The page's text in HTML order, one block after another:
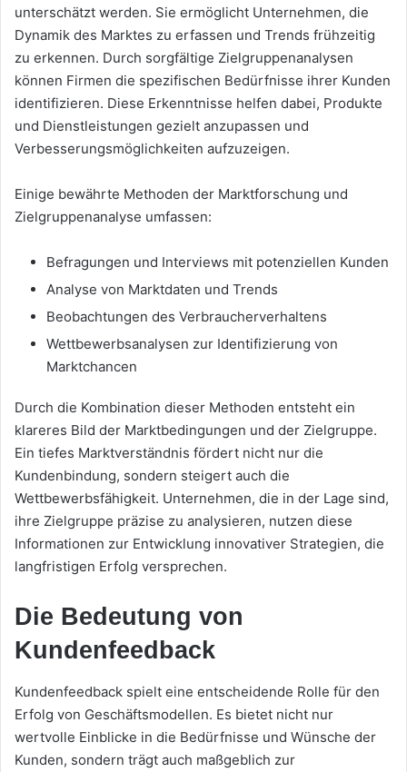
unterschätzt werden. Sie ermöglicht Unternehmen, die
Dynamik des Marktes zu erfassen und Trends frühzeitig
zu erkennen. Durch sorgfältige Zielgruppenanalysen
können Firmen die spezifischen Bedürfnisse ihrer Kunden
identifizieren. Diese Erkenntnisse helfen dabei, Produkte
und Dienstleistungen gezielt anzupassen und
Verbesserungsmöglichkeiten aufzuzeigen.
Einige bewährte Methoden der Marktforschung und
Zielgruppenanalyse umfassen:
Befragungen und Interviews mit potenziellen Kunden
Analyse von Marktdaten und Trends
Beobachtungen des Verbraucherverhaltens
Wettbewerbsanalysen zur Identifizierung von
Marktchancen
Durch die Kombination dieser Methoden entsteht ein
klareres Bild der Marktbedingungen und der Zielgruppe.
Ein tiefes Marktverständnis fördert nicht nur die
Kundenbindung, sondern steigert auch die
Wettbewerbsfähigkeit. Unternehmen, die in der Lage sind,
ihre Zielgruppe präzise zu analysieren, nutzen diese
Informationen zur Entwicklung innovativer Strategien, die
langfristigen Erfolg versprechen.
Die Bedeutung von
Kundenfeedback
Kundenfeedback spielt eine entscheidende Rolle für den
Erfolg von Geschäftsmodellen. Es bietet nicht nur
wertvolle Einblicke in die Bedürfnisse und Wünsche der
Kunden, sondern trägt auch maßgeblich zur